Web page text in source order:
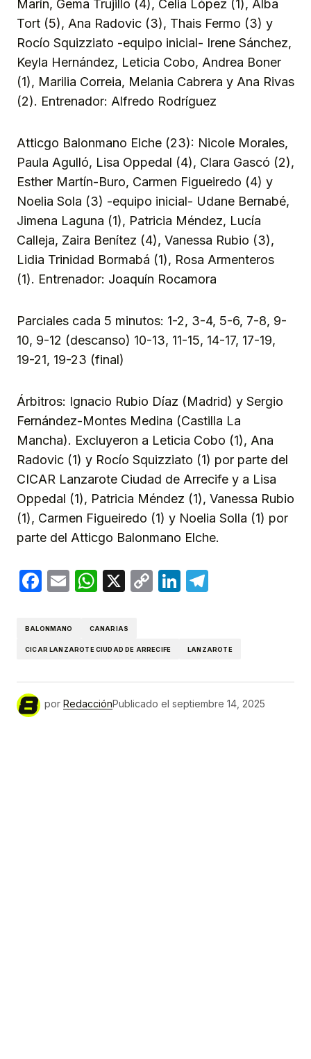
Marín, Gema Trujillo (4), Celia López (1), Alba
Tort (5), Ana Radovic (3), Thais Fermo (3) y
Rocío Squizziato -equipo inicial- Irene Sánchez,
Keyla Hernández, Leticia Cobo, Andrea Boner
(1), Marilia Correia, Melania Cabrera y Ana Rivas
(2). Entrenador: Alfredo Rodríguez
Atticgo Balonmano Elche (23): Nicole Morales,
Paula Agulló, Lisa Oppedal (4), Clara Gascó (2),
Esther Martín-Buro, Carmen Figueiredo (4) y
Noelia Sola (3) -equipo inicial- Udane Bernabé,
Jimena Laguna (1), Patricia Méndez, Lucía
Calleja, Zaira Benítez (4), Vanessa Rubio (3),
Lidia Trinidad Bormabá (1), Rosa Armenteros
(1). Entrenador: Joaquín Rocamora
Parciales cada 5 minutos: 1-2, 3-4, 5-6, 7-8, 9-
10, 9-12 (descanso) 10-13, 11-15, 14-17, 17-19,
19-21, 19-23 (final)
Árbitros: Ignacio Rubio Díaz (Madrid) y Sergio
Fernández-Montes Medina (Castilla La
Mancha). Excluyeron a Leticia Cobo (1), Ana
Radovic (1) y Rocío Squizziato (1) por parte del
CICAR Lanzarote Ciudad de Arrecife y a Lisa
Oppedal (1), Patricia Méndez (1), Vanessa Rubio
(1), Carmen Figueiredo (1) y Noelia Solla (1) por
parte del Atticgo Balonmano Elche.
Facebook
EmailWhatsApp
X
CopyLinkedIn
BALONMANO CANARIAS
CICAR LANZAROTE CIUDAD DE ARRECIFE LANZAROTE
por RedacciónPublicado el septiembre 14, 2025